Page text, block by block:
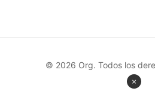
×
© 2026 Org. Todos los